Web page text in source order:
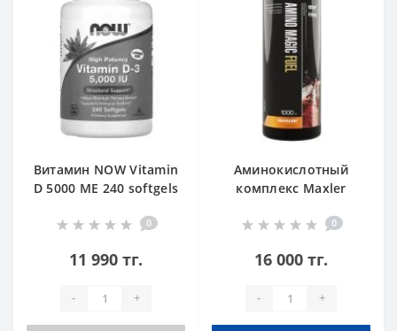
Витамин NOW Vitamin
D 5000 ME 240 softgels
0
11 990 тг.
- +
Аминокислотный
комплекс Maxler
ml Energy
0
16 000 тг.
- +